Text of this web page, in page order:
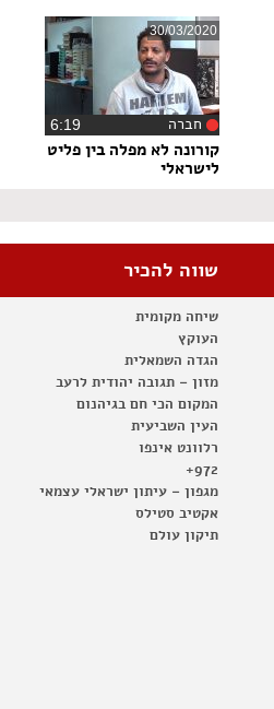
30/03/2020
חברה
קורונה לא מפלה בין פליט
לישראלי
שווה להכיר
שיחה מקומית
העוקץ
הגדה השמאלית
מזון – תגובה יהודית לרעב
המקום הכי חם בגיהנום
העין השביעית
רלוונט אינפו
972+
מגפון – עיתון ישראלי עצמאי
אקטיב סטילס
תיקון עולם